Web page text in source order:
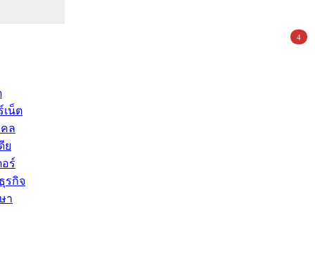
เน็ต
ล
ย
อร์
รกิจ
า
4